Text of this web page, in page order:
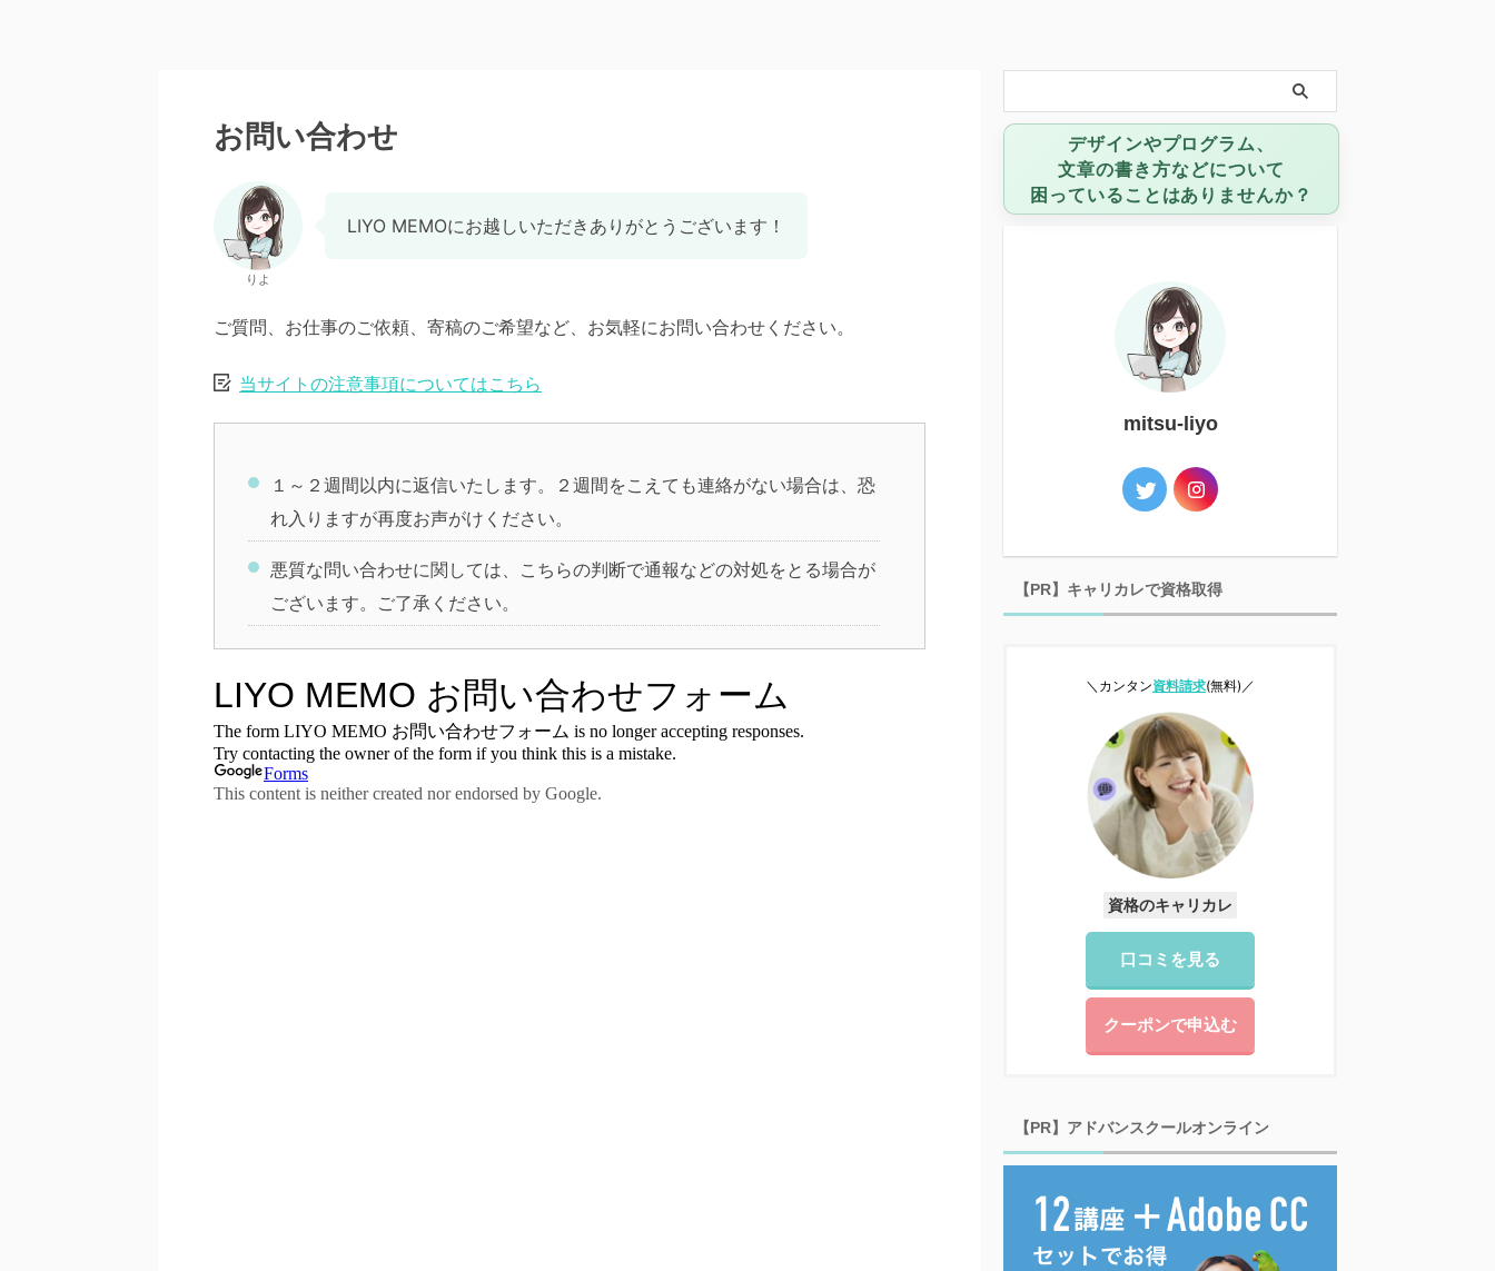
お問い合わせ
りよ
LIYO MEMOにお越しいただきありがとうございます！
ご質問、お仕事のご依頼、寄稿のご希望など、お気軽にお問い合わせください。
当サイトの注意事項についてはこちら
１～２週間以内に返信いたします。２週間をこえても連絡がない場合は、恐
れ入りますが再度お声がけください。
悪質な問い合わせに関しては、こちらの判断で通報などの対処をとる場合が
ございます。ご了承ください。
デザインやプログラム、
文章の書き方などについて
困っていることはありませんか？
mitsu-liyo
【PR】キャリカレで資格取得
＼カンタン資料請求(無料)／
資格のキャリカレ
口コミを見る
クーポンで申込む
【PR】アドバンスクールオンライン